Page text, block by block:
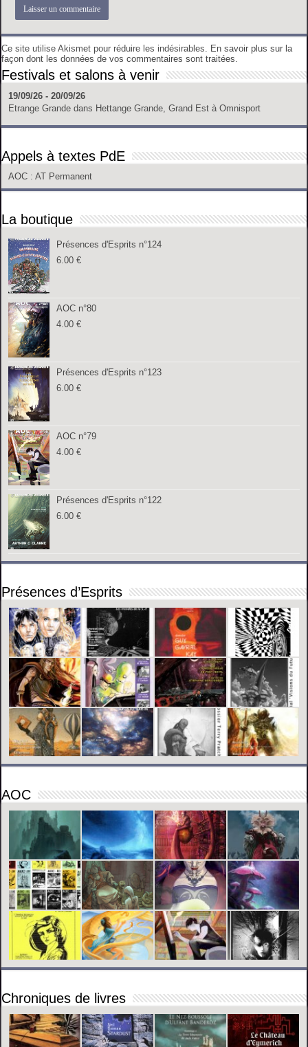
Ce site utilise Akismet pour réduire les indésirables.
En savoir plus sur la
façon dont les données de vos commentaires sont traitées
Festivals et salons à venir
19/09/26 - 20/09/26
Etrange Grande dans Hettange Grande, Grand Est à Omnisport
Appels à textes PdE
AOC : AT Permanent
La boutique
Présences d'Esprits n°124
6.00€
AOC n°80
4.00€
Présences d'Esprits n°123
6.00€
AOC n°79
4.00€
Présences d'Esprits n°122
6.00€
Présences d’Esprits
AOC
Chroniques de livres